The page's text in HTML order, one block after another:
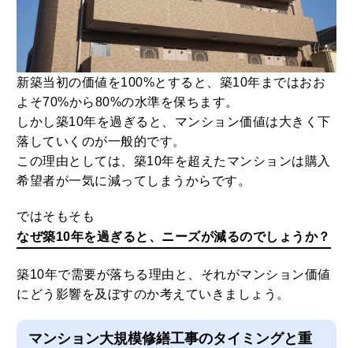
新築当初の価値を100%とすると、築10年まではおお
よそ70%から80%の水準を保ちます。
しかし築10年を過ぎると、マンション価値は大きく下
落していくのが一般的です。
この理由としては、築10年を超えたマンションは購入
希望者が一気に減ってしまうからです。
ではそもそも
なぜ築10年を過ぎると、ニーズが減るのでしょうか？
築10年で需要が落ちる理由と、それがマンション価値
にどう影響を及ぼすのか考えていきましょう。
マンション大規模修繕工事のタイミングと重